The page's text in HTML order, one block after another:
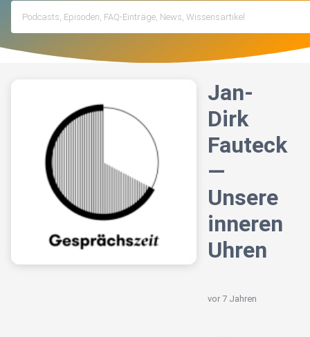
Jan-
Dirk
Fauteck
—
Unsere
inneren
Uhren
vor 7 Jahren